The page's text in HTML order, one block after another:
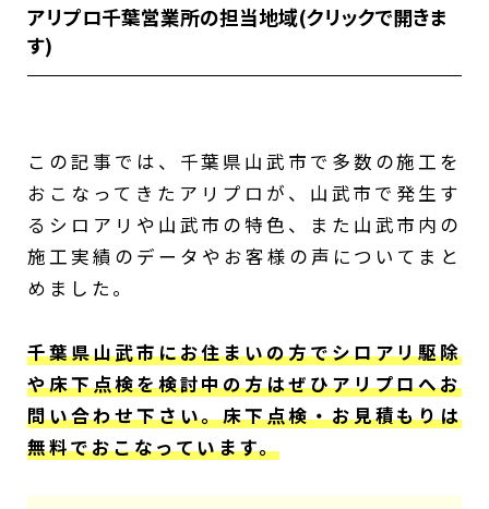
アリプロ千葉営業所の担当地域(クリックで開きま
す)
東金市、千葉市緑区、佐倉市、四街道市、
古町、匝瑳市、旭市、山武市、八街市、芝山
町、九十九里町、横芝光町、大多喜町、いす
み市、千葉市美浜区、千葉市稲毛区、千葉市
中央区、千葉市若葉区、君津市、市原市、木
更津市、御宿町、鴨川市、勝浦市、鋸南町、
この記事では、千葉県山武市で多数の施工を
おこなってきたアリプロが、山武市で発生す
るシロアリや山武市の特色、また山武市内の
施工実績のデータやお客様の声についてまと
めました。
千葉県山武市にお住まいの方でシロアリ駆除
や床下点検を検討中の方はぜひアリプロへお
問い合わせ下さい。床下点検・お見積もりは
無料でおこなっています。